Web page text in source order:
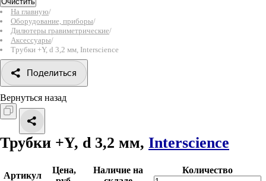
На главную/
Оборудование, приборы/
Дилютеры гравиметрические/
Аксессуары/
Трубки +Y, d 3,2 мм, Interscience
Поделиться
Вернуться назад
Трубки +Y, d 3,2 мм, Interscience
Артикул
Цена,
Наличие на
Количество